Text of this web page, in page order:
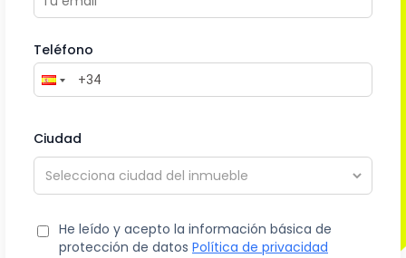
Teléfono
Ciudad
He leído y acepto la información básica de
protección de datos Política de privacidad